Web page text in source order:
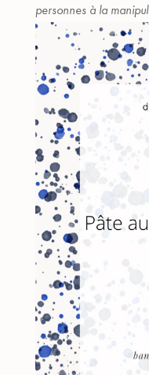
personnes à la